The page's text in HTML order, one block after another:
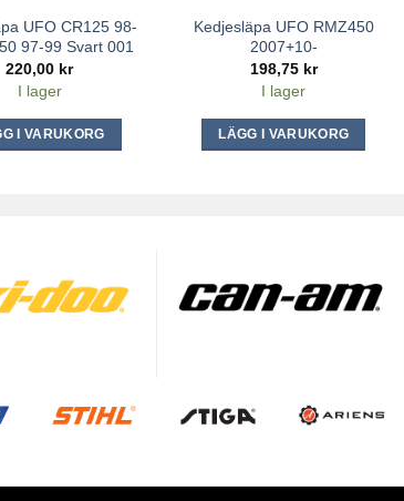
UFO CR125 98-
97-99 Svart 001
220,00 kr
I lager
I VARUKORG
Kedjesläpa UFO RMZ450
2007+10-
198,75 kr
I lager
LÄGG I VARUKORG